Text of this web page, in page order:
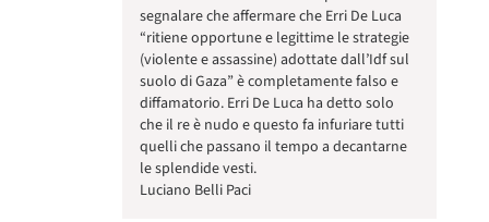
segnalare che affermare che Erri De Luca
“ritiene opportune e legittime le strategie
(violente e assassine) adottate dall’Idf sul
suolo di Gaza” è completamente falso e
diffamatorio. Erri De Luca ha detto solo
che il re è nudo e questo fa infuriare tutti
quelli che passano il tempo a decantarne
le splendide vesti.
Luciano Belli Paci